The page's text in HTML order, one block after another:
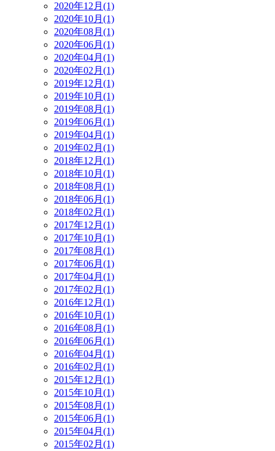
2020年12月(1)
2020年10月(1)
2020年08月(1)
2020年06月(1)
2020年04月(1)
2020年02月(1)
2019年12月(1)
2019年10月(1)
2019年08月(1)
2019年06月(1)
2019年04月(1)
2019年02月(1)
2018年12月(1)
2018年10月(1)
2018年08月(1)
2018年06月(1)
2018年02月(1)
2017年12月(1)
2017年10月(1)
2017年08月(1)
2017年06月(1)
2017年04月(1)
2017年02月(1)
2016年12月(1)
2016年10月(1)
2016年08月(1)
2016年06月(1)
2016年04月(1)
2016年02月(1)
2015年12月(1)
2015年10月(1)
2015年08月(1)
2015年06月(1)
2015年04月(1)
2015年02月(1)